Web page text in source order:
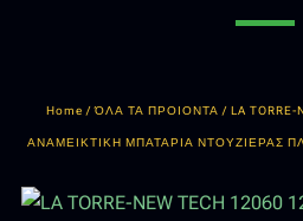
Home /ΌΛΑ ΤΑ ΠΡΟΙΟΝΤΑ / LA
ΑΝΑΜΕΙΚΤΙΚΗ ΜΠΑΤΑΡΙΑ ΝΤΟΥΖΙΕΡΑΣ